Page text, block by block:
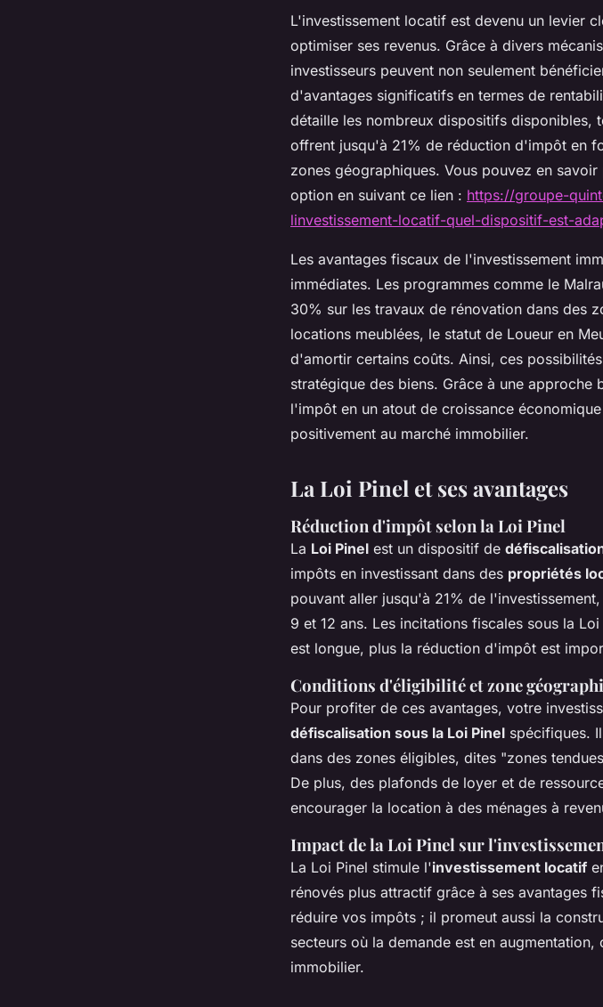
L'investissement locatif est devenu un levier
optimiser ses revenus. Grâce à divers
investisseurs peuvent non seulement
d'avantages significatifs en termes de
détaille les nombreux dispositifs disponibles,
offrent jusqu'à 21% de réduction d'impôt en
zones géographiques. Vous pouvez en
option en suivant ce lien : https://groupe-
linvestissement-locatif-quel-dispositif-est-
Les avantages fiscaux de l'investissement
immédiates. Les programmes comme le
30% sur les travaux de rénovation dans des
locations meublées, le statut de Loueur en
d'amortir certains coûts. Ainsi, ces
stratégique des biens. Grâce à une
l'impôt en un atout de croissance
positivement au marché immobilier.
La Loi Pinel et ses avantages
Réduction d'impôt selon la Loi Pinel
La Loi Pinel est un dispositif de
impôts en investissant dans des propriétés
pouvant aller jusqu'à 21% de
9 et 12 ans. Les incitations fiscales sous la
est longue, plus la réduction d'impôt est
Conditions d'éligibilité et zone
Pour profiter de ces avantages, votre
défiscalisation sous la Loi Pinel spécifiques.
dans des zones éligibles, dites "zones
De plus, des plafonds de loyer et de
encourager la location à des ménages à
Impact de la Loi Pinel sur
La Loi Pinel stimule l'investissement locatif
rénovés plus attractif grâce à ses avantages
réduire vos impôts ; il promeut aussi la
secteurs où la demande est en
immobilier.